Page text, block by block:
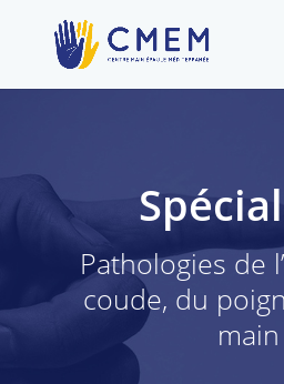
Pathologies de
coude, du
main